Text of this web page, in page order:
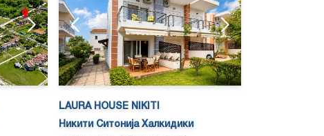
LAURA HOUSE NIKITI
Никити Ситонија Халкидики